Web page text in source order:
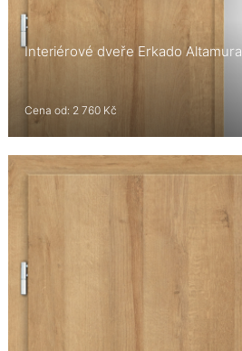
Interiérové dveře Erkado Altamura
Cena od: 2 760 Kč